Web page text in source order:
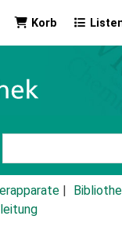
Korb